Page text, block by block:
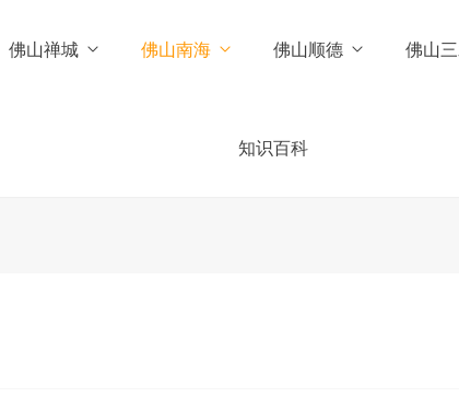
佛山禅城 佛山南海 佛山顺德 佛山
知识百科